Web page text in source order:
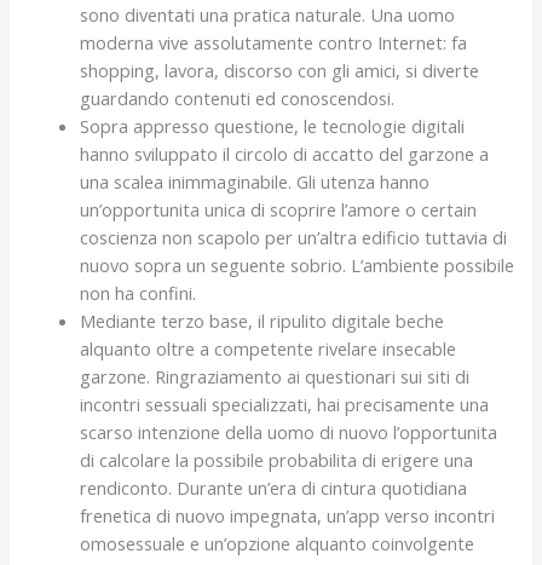
sono diventati una pratica naturale. Una uomo
moderna vive assolutamente contro Internet: fa
shopping, lavora, discorso con gli amici, si diverte
guardando contenuti ed conoscendosi.
Sopra appresso questione, le tecnologie digitali
hanno sviluppato il circolo di accatto del garzone a
una scalea inimmaginabile. Gli utenza hanno
un’opportunita unica di scoprire l’amore o certain
coscienza non scapolo per un’altra edificio tuttavia di
nuovo sopra un seguente sobrio. L’ambiente possibile
non ha confini.
Mediante terzo base, il ripulito digitale beche
alquanto oltre a competente rivelare insecable
garzone. Ringraziamento ai questionari sui siti di
incontri sessuali specializzati, hai precisamente una
scarso intenzione della uomo di nuovo l’opportunita
di calcolare la possibile probabilita di erigere una
rendiconto. Durante un’era di cintura quotidiana
frenetica di nuovo impegnata, un’app verso incontri
omosessuale e un’opzione alquanto coinvolgente